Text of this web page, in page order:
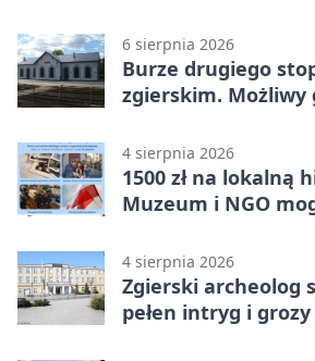
6 sierpnia 2026
Burze drugiego
zgierskim. Możliwy
4 sierpnia 2026
1500 zł na lokalną
Muzeum i NGO
4 sierpnia 2026
Zgierski archeolog
pełen intryg i grozy